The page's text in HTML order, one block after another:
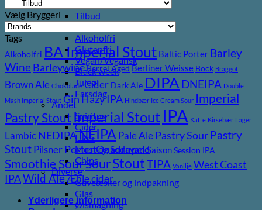
Tilbud
Alkoholfri
Glutenfri
Vegan/Vegansk
Black week
Juleøl
Farsdag
Andet
Spiritus
Cider
Likør
Most og Sodavand
Chips
Diverse
Gaveæsker og indpakning
Glas
Ølsmagning
Vælg Bryggeri
Tags
Alkoholfri BA Imperial Stout Baltic Porter Barley
Wine BarleywineBarrel Aged Berliner Weisse Bock Braggot
Brown Ale Chokolade Cider Dark Ale DIPA DNEIPA Double
Mash Imperial Stout GinHazy IPA Hindbær Ice Cream Sour Imperial
Pastry Stout Imperial Stout IPA Kaffe Kirsebær Lager
Lambic NEDIPANEIPA Pale Ale Pastry Sour Pastry
Stout Pilsner PorterQuadrupelSaisonSession IPA
Smoothie SourSourStoutTIPA Vanilje West Coast
IPAWild AleÆble cider
Yderligere information